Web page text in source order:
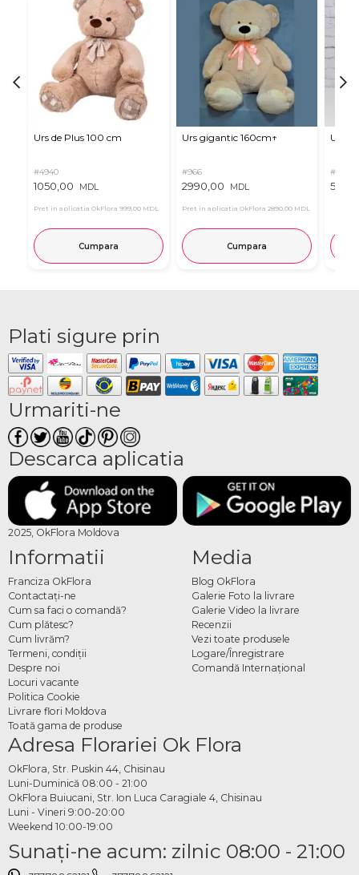
Urs de Plus 100 cm
#4940
1050,00 MDL
Pret in aplicatia OkFlora 999,00 MDL
Cumpara
Urs gigantic 160cm↑
#966
2990,00 MDL
Pret in aplicatia OkFlora 2890,00 MDL
Cumpara
Urs
#11
Plati sigure prin
Urmariti-ne
Descarca aplicatia
2025, OkFlora Moldova
Informatii
Franciza OkFlora
Contactaţi-ne
Cum sa faci o comandă?
Cum plătesc?
Cum livrăm?
Termeni, condiţii
Despre noi
Locuri vacante
Politica Cookie
Livrare flori Moldova
Toată gama de produse
Media
Blog OkFlora
Galerie Foto la livrare
Galerie Video la livrare
Recenzii
Vezi toate produsele
Logare/Înregistrare
Comandă Internațional
Adresa Florariei Ok Flora
OkFlora, Str. Puskin 44, Chisinau
Luni-Duminică 08:00 - 21:00
OkFlora Buiucani, Str. Ion Luca Caragiale 4, Chisinau
Luni - Vineri 9:00-20:00
Weekend 10:00-19:00
Sunaţi-ne acum: zilnic 08:00 - 21:00